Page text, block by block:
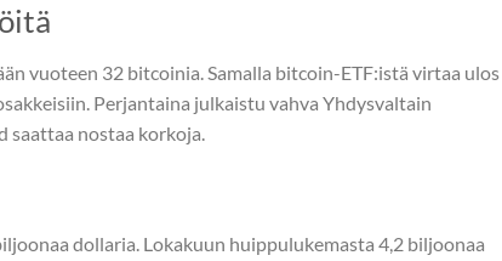
vuoteen 32 bitcoinia. Samalla bitcoin-ETF:istä virtaa ulos
Perjantaina julkaistu vahva Yhdysvaltain
nostaa korkoja.
dollaria. Lokakuun huippulukemasta 4,2 biljoonaa